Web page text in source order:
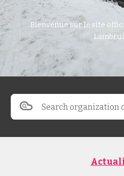
Bienvenue sur le site
Search organization